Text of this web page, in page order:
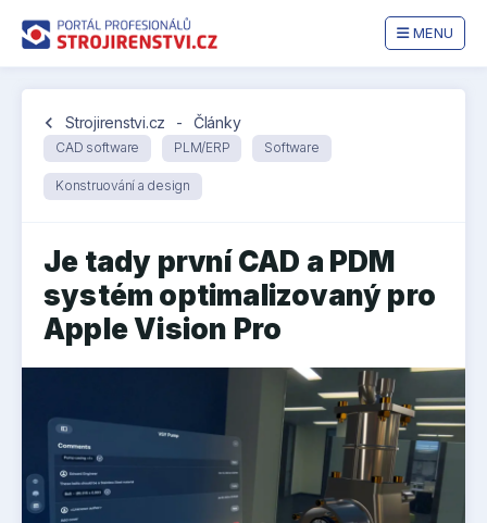
MENU
chevron_left Strojirenstvi.cz - Články
CAD software PLM/ERP Software
Konstruování a design
Je tady první CAD a PDM
systém optimalizovaný pro
Apple Vision Pro